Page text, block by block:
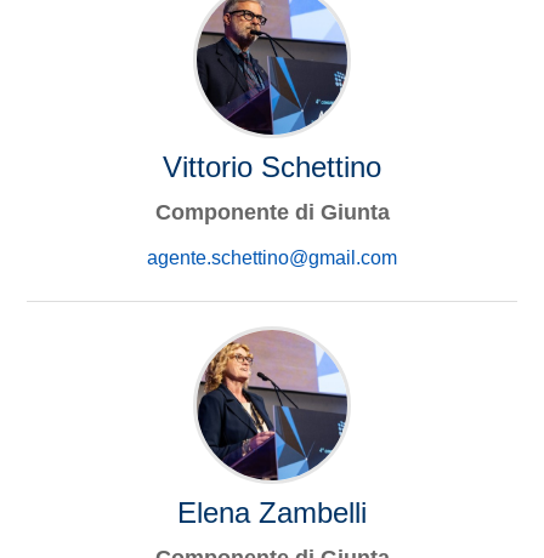
Vittorio Schettino
Componente di Giunta
agente.schettino@gmail.com
Elena Zambelli